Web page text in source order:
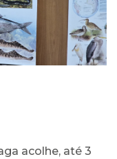
acolhe, até 3